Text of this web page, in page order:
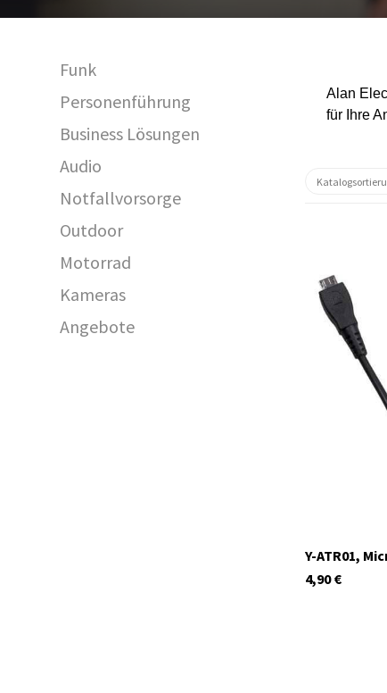
Funk
Personenführung
Business Lösungen
Audio
Notfallvorsorge
Outdoor
Motorrad
Kameras
Angebote
Alan
für Ihre
Y-ATR01,
€
4,90